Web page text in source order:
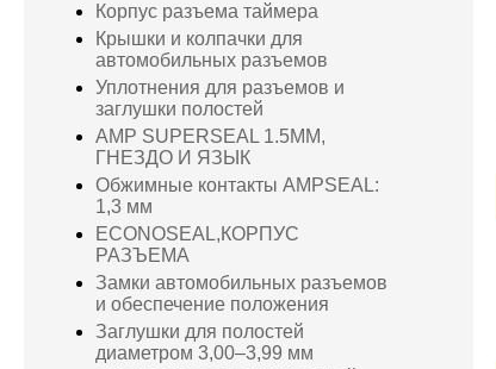
Корпус разъема таймера
Крышки и колпачки для
автомобильных разъемов
Уплотнения для разъемов и
заглушки полостей
AMP SUPERSEAL 1.5MM,
ГНЕЗДО И ЯЗЫК
Обжимные контакты AMPSEAL:
1,3 мм
ECONOSEAL,КОРПУС
РАЗЪЕМА
Замки автомобильных разъемов
и обеспечение положения
Заглушки для полостей
диаметром 3,00–3,99 мм